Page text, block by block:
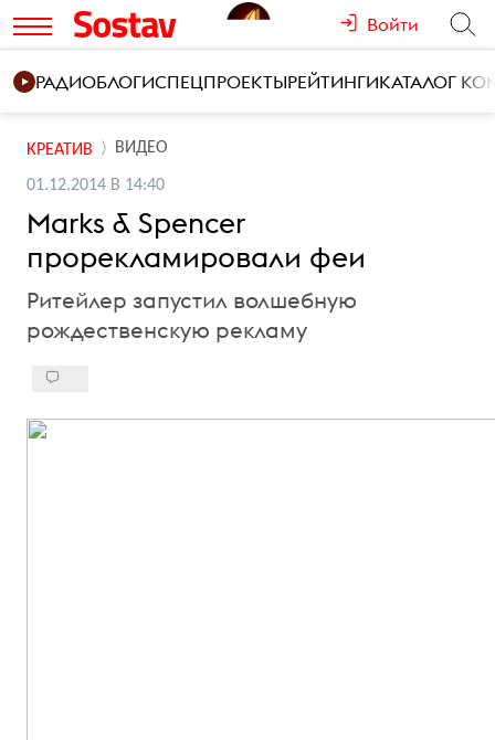
Войти
РАДИОБЛОГИСПЕЦПРОЕКТЫРЕЙТИНГИКАТАЛОГ
КРЕАТИВ ВИДЕО
01.12.2014 В 14:40
Marks & Spencer
прорекламировали феи
Ритейлер запустил волшебную
рождественскую рекламу